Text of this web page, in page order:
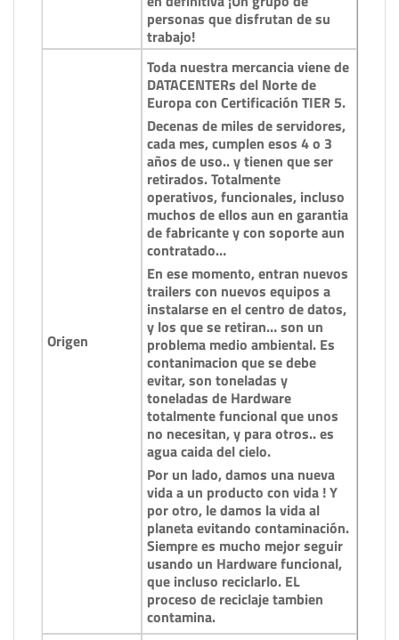
personas que disfrutan de su
trabajo!
Origen
Toda nuestra mercancia viene de
DATACENTERs del Norte de
Europa con Certificación TIER 5.
Decenas de miles de servidores,
cada mes, cumplen esos 4 o 3
años de uso.. y tienen que ser
retirados. Totalmente
operativos, funcionales, incluso
muchos de ellos aun en garantia
de fabricante y con soporte aun
contratado…
En ese momento, entran nuevos
trailers con nuevos equipos a
instalarse en el centro de datos,
y los que se retiran… son un
problema medio ambiental. Es
contanimacion que se debe
evitar, son toneladas y
toneladas de Hardware
totalmente funcional que unos
no necesitan, y para otros.. es
agua caida del cielo.
Por un lado, damos una nueva
vida a un producto con vida ! Y
por otro, le damos la vida al
planeta evitando contaminación.
Siempre es mucho mejor seguir
usando un Hardware funcional,
que incluso reciclarlo. EL
proceso de reciclaje tambien
contamina.